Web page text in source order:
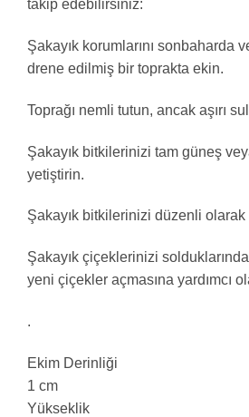
takip edebilirsiniz:
Şakayık korumlarını sonbaharda
drene edilmiş bir toprakta ekin.
Toprağı nemli tutun, ancak aşırı
Şakayık bitkilerinizi tam güneş
yetiştirin.
Şakayık bitkilerinizi düzenli
Şakayık çiçeklerinizi
yeni çiçekler açmasına yardımcı
.
Ekim Derinliği
1 cm
Yükseklik